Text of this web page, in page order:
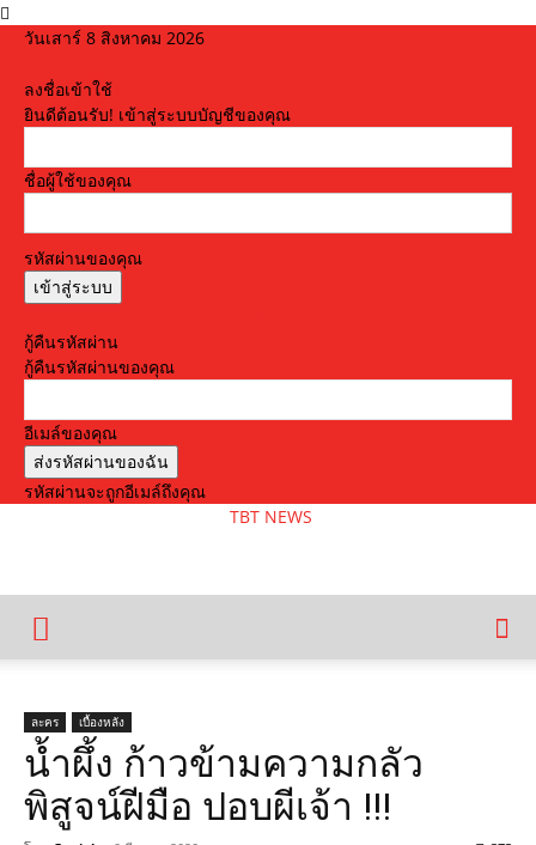
วันเสาร์ 8 สิงหาคม 2026
ลงชื่อเข้าใช้
ยินดีต้อนรับ! เข้าสู่ระบบบัญชีของคุณ
ชื่อผู้ใช้ของคุณ
รหัสผ่านของคุณ
กู้คืนรหัสผ่าน
กู้คืนรหัสผ่านของคุณ
อีเมล์ของคุณ
รหัสผ่านจะถูกอีเมล์ถึงคุณ
TBT NEWS
ละคร เบื้องหลัง
น้ำผึ้ง ก้าวข้ามความกลัว
พิสูจน์ฝีมือ ปอบผีเจ้า !!!